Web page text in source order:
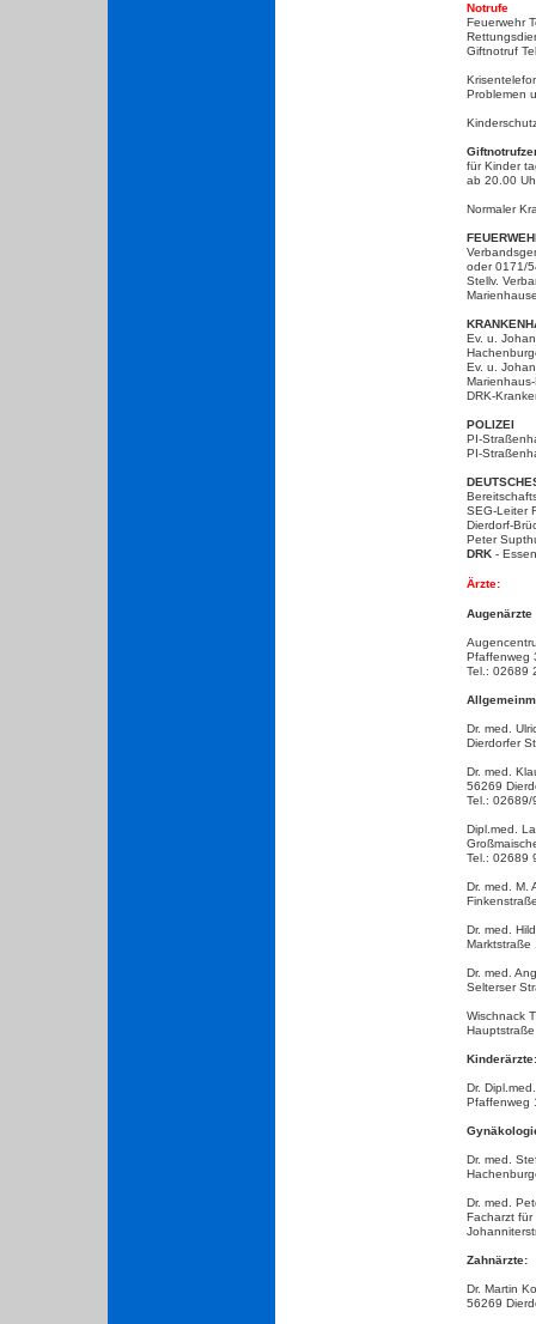
Notrufe
Feuerwehr
Giftnotruf
Problemen
für Kinder
ab 20.00
Normaler
oder 0171/
Stellv.
Ev. u.
Ev. u.
DRK-
POLIZEI
PI-
PI-
SEG-Leiter
Dierdorf-
Peter
DRK -
Ärzte:
Augenärzte
Pfaffenweg
Tel.: 02689
Dr. med.
Dierdorfer
Dr. med.
56269
Tel.:
Dipl.med.
Tel.: 02689
Dr. med. M.
Dr. med.
Marktstraße
Dr. med.
Selterser
Wischnack
Kinderärzte:
Dr.
Pfaffenweg
Dr. med.
Dr. med.
Facharzt
Zahnärzte:
Dr. Martin
56269